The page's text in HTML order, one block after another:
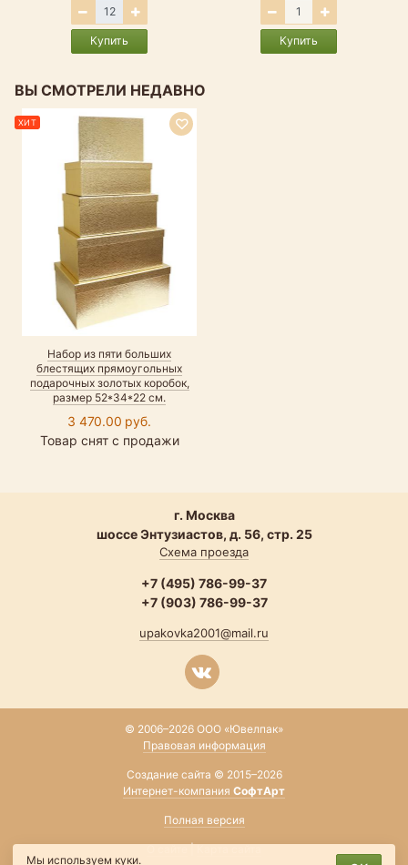
Купить Купить
ВЫ СМОТРЕЛИ НЕДАВНО
Набор из пяти больших
блестящих прямоугольных
подарочных золотых коробок,
размер 52*34*22 см.
3 470.00 руб.
Товар снят с продажи
ХИТ
г. Москва
шоссе Энтузиастов, д. 56, стр. 25
Схема проезда
+7 (495) 786-99-37
+7 (903) 786-99-37
upakovka2001@mail.ru
© 2006–2026 ООО «Ювелпак»
Правовая информация
Создание сайта © 2015–2026
Интернет-компания СофтАрт
Полная версия
О сайте|Карта сайта
Мы используем куки.